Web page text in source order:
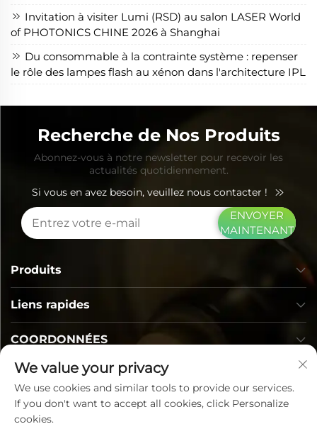
Invitation à visiter Lumi (RSD) au salon LASER World
of PHOTONICS CHINE 2026 à Shanghai
Du consommable à la contrainte système : repenser
le rôle des lampes flash au xénon dans l'architecture IPL
Recherche de Nos Produits
Abonnez-vous à notre newsletter pour recevoir les
actualités quotidiennement.
Si vous en avez besoin, veuillez nous contacter !
ENVOYER
MAINTENANT
Liens rapides
Produits
COORDONNÉES
We value your privacy
We use cookies and similar tools to provide our services.
If you don't want to accept all cookies, click Personalize
cookies.